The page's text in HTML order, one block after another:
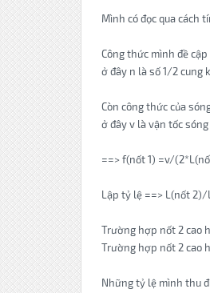
Mình có đọc qua cách
Công thức mình đề
ở đây n là số 1/2 cung
Còn công thức của
ở đây v là vận tốc
==> f(nốt 1) =v/
Lập tỷ lệ ==> L(nốt
Trường hợp nốt 2 cao
Trường hợp nốt 2 cao
Những tỷ lệ mình thu